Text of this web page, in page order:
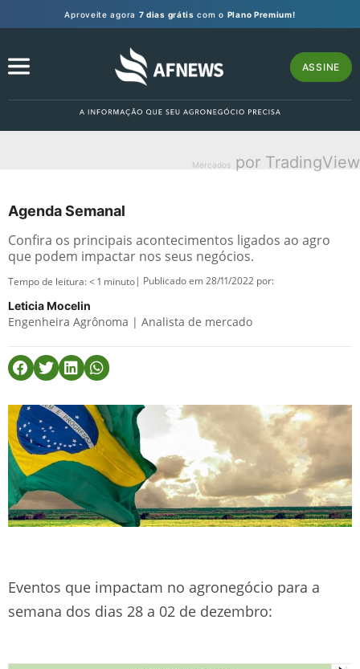
Aproveite agora 7 dias grátis com o Plano Premium!
ASSINE
Mercados por TradingView
Agenda Semanal
Confira os principais acontecimentos ligados ao agro
que podem impactar nos seus negócios.
Tempo de leitura:< 1 minuto| Publicado em 28/11/2022 por:
Leticia Mocelin
Engenheira Agrônoma | Analista de mercado
Eventos que impactam no agronegócio para a
semana dos dias 28 a 02 de dezembro: